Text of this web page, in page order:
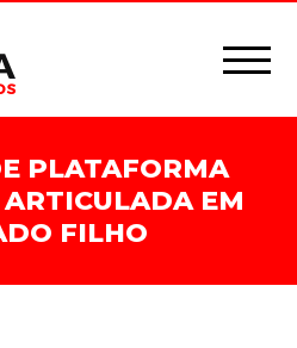
PLATAFORMA
EM
FILHO